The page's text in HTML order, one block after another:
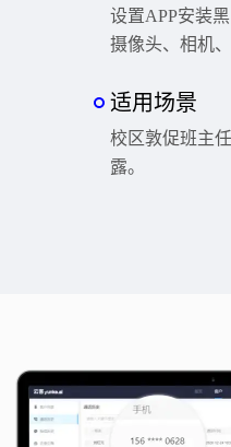
设置APP安装黑
摄像头、相机
适用场景
校区敦促班主
露。